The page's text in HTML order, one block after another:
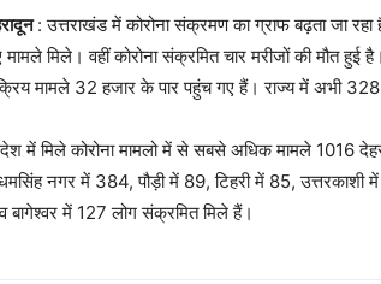
: उत्तराखंड में कोरोना संक्रमण का ग्राफ बढ़ता जा
मामले मिले। वहीं कोरोना संक्रमित चार मरीजों की मौत
मामले 32 हजार के पार पहुंच गए हैं। राज्‍य में अभी
में मिले कोरोना मामलो में से सबसे अधिक मामले 1016
नगर में 384, पौड़ी में 89, टिहरी में 85, उत्तरकाशी
बागेश्वर में 127 लोग संक्रमित मिले हैं।